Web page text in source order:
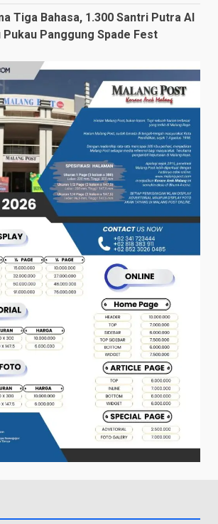
Tiga Bahasa, 1.300 Santri Putra Al
Pukau Panggung Spade Fest